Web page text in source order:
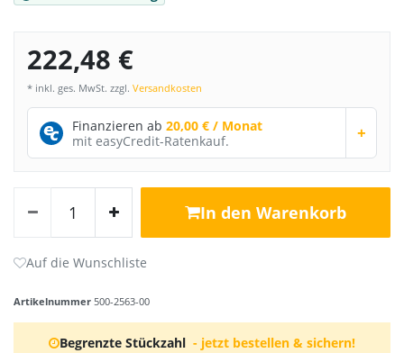
222,48 €
* inkl. ges. MwSt. zzgl. Versandkosten
Finanzieren ab20,00 € / Monat
mit easyCredit-Ratenkauf.
+
In den Warenkorb
Artikelnummer 500-2563-00
Begrenzte Stückzahl - jetzt bestellen & sichern!